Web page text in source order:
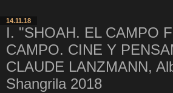
14.11.18
I. "SHOAH. EL CAMPO
CAMPO. CINE Y
CLAUDE LANZMANN,
Shangrila 2018